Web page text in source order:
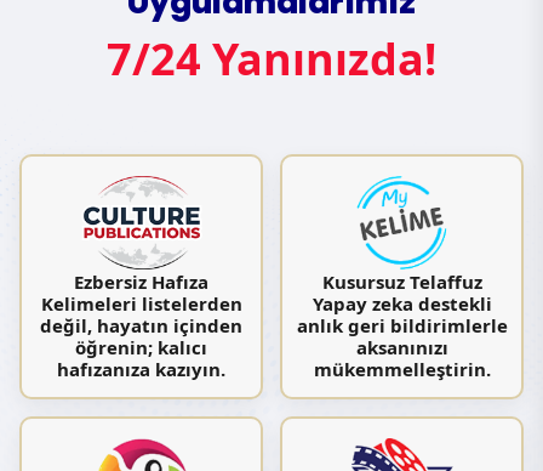
7/24 Yanınızda!
Ezbersiz Hafıza
Kelimeleri listelerden
değil, hayatın içinden
öğrenin; kalıcı
hafızanıza kazıyın.
Kusursuz Telaffuz
Yapay zeka destekli
anlık geri bildirimlerle
aksanınızı
mükemmelleştirin.